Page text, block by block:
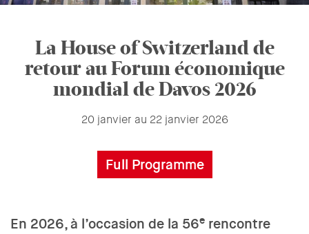
La House of Switzerland de
retour au Forum économique
mondial de Davos 2026
20 janvier au 22 janvier 2026
Full Programme
En 2026, à l’occasion de la 56e rencontre